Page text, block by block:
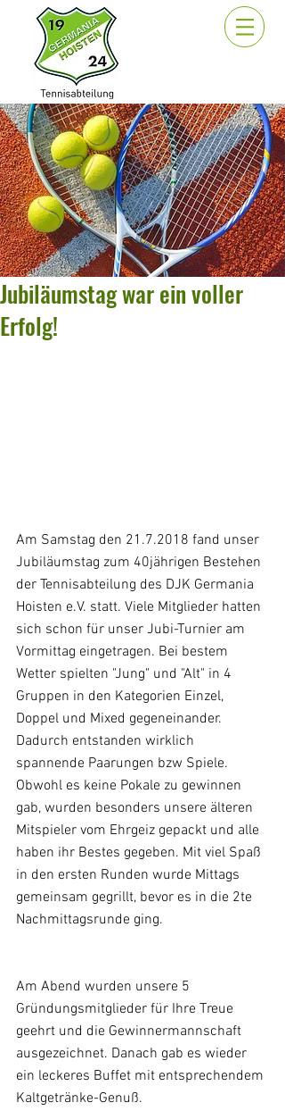
Jubiläumstag war ein voller
Erfolg!
Am Samstag den 21.7.2018 fand unser
Jubiläumstag zum 40jährigen Bestehen
der Tennisabteilung des DJK Germania
Hoisten e.V. statt. Viele Mitglieder hatten
sich schon für unser Jubi-Turnier am
Vormittag eingetragen. Bei bestem
Wetter spielten "Jung" und "Alt" in 4
Gruppen in den Kategorien Einzel,
Doppel und Mixed gegeneinander.
Dadurch entstanden wirklich
spannende Paarungen bzw Spiele.
Obwohl es keine Pokale zu gewinnen
gab, wurden besonders unsere älteren
Mitspieler vom Ehrgeiz gepackt und alle
haben ihr Bestes gegeben. Mit viel Spaß
in den ersten Runden wurde Mittags
gemeinsam gegrillt, bevor es in die 2te
Nachmittagsrunde ging.
Am Abend wurden unsere 5
Gründungsmitglieder für Ihre Treue
geehrt und die Gewinnermannschaft
ausgezeichnet. Danach gab es wieder
ein leckeres Buffet mit entsprechendem
Kaltgetränke-Genuß.